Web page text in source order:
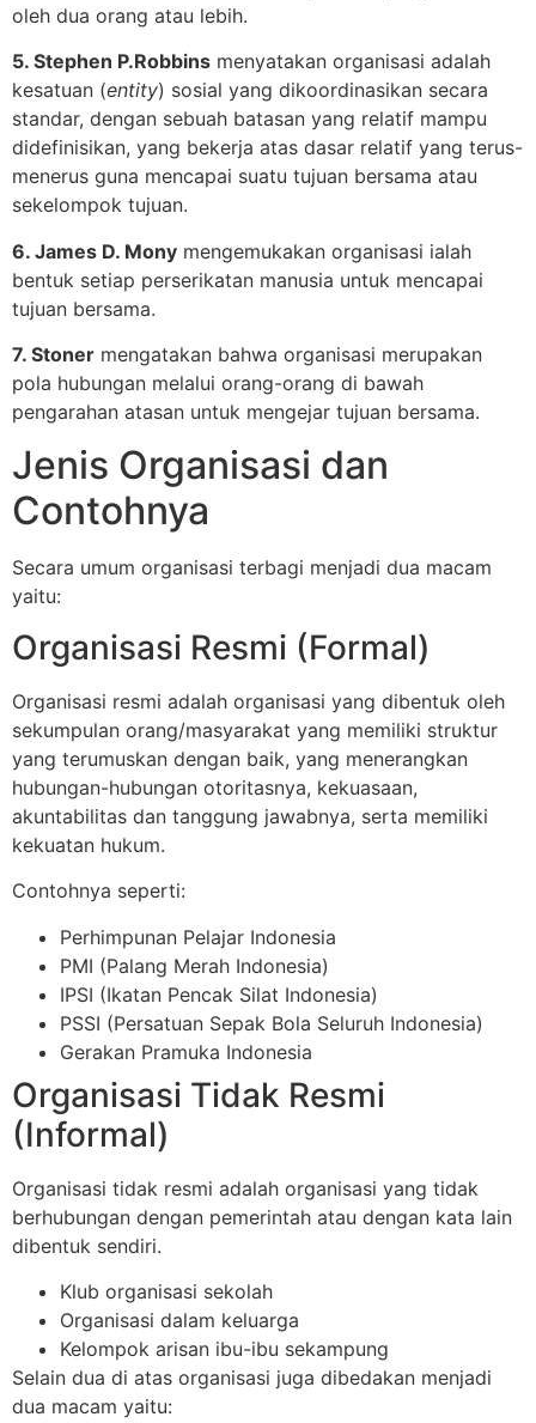
oleh dua orang atau lebih.
5. Stephen P.Robbins menyatakan organisasi adalah
kesatuan (entity) sosial yang dikoordinasikan secara
standar, dengan sebuah batasan yang relatif mampu
didefinisikan, yang bekerja atas dasar relatif yang terus-
menerus guna mencapai suatu tujuan bersama atau
sekelompok tujuan.
6. James D. Mony mengemukakan organisasi ialah
bentuk setiap perserikatan manusia untuk mencapai
tujuan bersama.
7. Stoner mengatakan bahwa organisasi merupakan
pola hubungan melalui orang-orang di bawah
pengarahan atasan untuk mengejar tujuan bersama.
Jenis Organisasi dan
Contohnya
Secara umum organisasi terbagi menjadi dua macam
yaitu:
Organisasi Resmi (Formal)
Organisasi resmi adalah organisasi yang dibentuk oleh
sekumpulan orang/masyarakat yang memiliki struktur
yang terumuskan dengan baik, yang menerangkan
hubungan-hubungan otoritasnya, kekuasaan,
akuntabilitas dan tanggung jawabnya, serta memiliki
kekuatan hukum.
Contohnya seperti:
Perhimpunan Pelajar Indonesia
PMI (Palang Merah Indonesia)
IPSI (Ikatan Pencak Silat Indonesia)
PSSI (Persatuan Sepak Bola Seluruh Indonesia)
Gerakan Pramuka Indonesia
Organisasi Tidak Resmi
(Informal)
Organisasi tidak resmi adalah organisasi yang tidak
berhubungan dengan pemerintah atau dengan kata lain
dibentuk sendiri.
Klub organisasi sekolah
Organisasi dalam keluarga
Kelompok arisan ibu-ibu sekampung
Selain dua di atas organisasi juga dibedakan menjadi
dua macam yaitu: